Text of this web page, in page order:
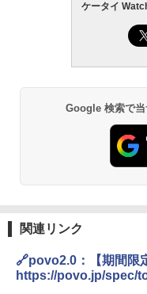
ケータイ
Google 検索で当
関連リンク
🔗povo2.0：【期間限
https://povo.jp/spec/